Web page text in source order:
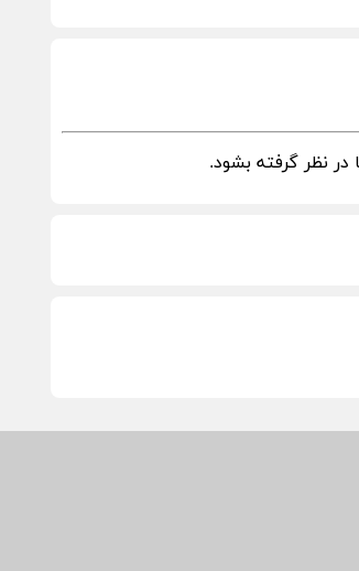
نظر گرفته بشود.